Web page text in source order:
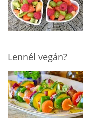
Lennél vegán?